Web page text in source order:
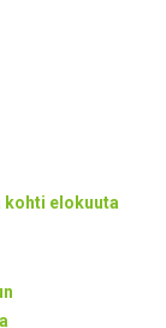
kohti elokuuta